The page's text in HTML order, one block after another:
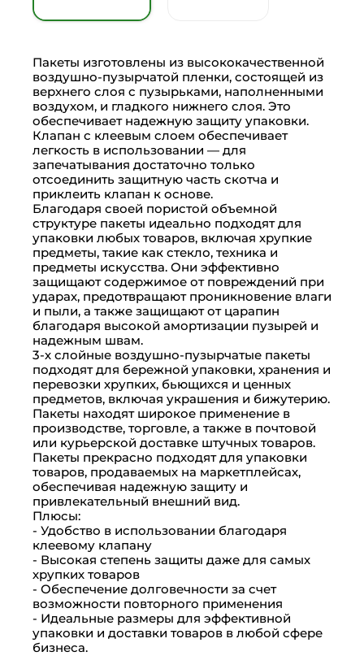
Пакеты изготовлены из высококачественной
воздушно-пузырчатой пленки, состоящей из
верхнего слоя с пузырьками, наполненными
воздухом, и гладкого нижнего слоя. Это
обеспечивает надежную защиту упаковки.
Клапан с клеевым слоем обеспечивает
легкость в использовании — для
запечатывания достаточно только
отсоединить защитную часть скотча и
приклеить клапан к основе.
Благодаря своей пористой объемной
структуре пакеты идеально подходят для
упаковки любых товаров, включая хрупкие
предметы, такие как стекло, техника и
предметы искусства. Они эффективно
защищают содержимое от повреждений при
ударах, предотвращают проникновение влаги
и пыли, а также защищают от царапин
благодаря высокой амортизации пузырей и
надежным швам.
3-х слойные воздушно-пузырчатые пакеты
подходят для бережной упаковки, хранения и
перевозки хрупких, бьющихся и ценных
предметов, включая украшения и бижутерию.
Пакеты находят широкое применение в
производстве, торговле, а также в почтовой
или курьерской доставке штучных товаров.
Пакеты прекрасно подходят для упаковки
товаров, продаваемых на маркетплейсах,
обеспечивая надежную защиту и
привлекательный внешний вид.
Плюсы:
- Удобство в использовании благодаря
клеевому клапану
- Высокая степень защиты даже для самых
хрупких товаров
- Обеспечение долговечности за счет
возможности повторного применения
- Идеальные размеры для эффективной
упаковки и доставки товаров в любой сфере
бизнеса.